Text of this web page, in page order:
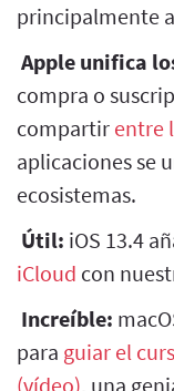
principalmente
Apple unifica
compra o
compartir entre
aplicaciones se
ecosistemas.
Útil: iOS 13.4
iCloud con
Increíble:
para guiar el
(vídeo), una